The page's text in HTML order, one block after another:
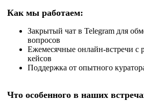
Как мы работаем:
Закрытый чат в Telegram для
вопросов
Ежемесячные онлайн-встречи с
кейсов
Поддержка от опытного
Что особенного в наших